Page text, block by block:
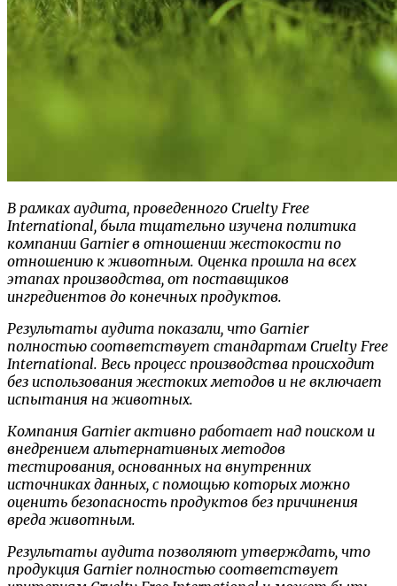
В рамках аудита, проведенного Cruelty Free
International, была тщательно изучена политика
компании Garnier в отношении жестокости по
отношению к животным. Оценка прошла на всех
этапах производства, от поставщиков
ингредиентов до конечных продуктов.
Результаты аудита показали, что Garnier
полностью соответствует стандартам Cruelty Free
International. Весь процесс производства происходит
без использования жестоких методов и не включает
испытания на животных.
Компания Garnier активно работает над поиском и
внедрением альтернативных методов
тестирования, основанных на внутренних
источниках данных, с помощью которых можно
оценить безопасность продуктов без причинения
вреда животным.
Результаты аудита позволяют утверждать, что
продукция Garnier полностью соответствует